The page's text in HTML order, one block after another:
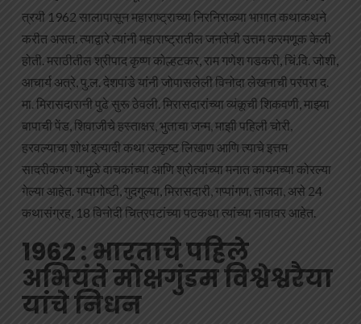
त्रयी 1962 सालापासून महाराष्ट्राच्या निरनिराळ्या भागात कथाकथने
करीत असत. त्याद्वारे त्यांनी महाराष्ट्रातील जनतेची उत्तम करमणूक केली
होती. मराठीतील श्रीपाद कृष्ण कोल्हटकर, राम गणेश गडकरी, चिं.वि. जोशी,
आचार्य अत्रे, पु.ल. देशपांडे यांनी जोपासलेली विनोदा लेखनाची परंपरा द.
मा. मिरासदारानी पुढे सुरू ठेवली. मिरासदारांच्या व्यंकूची शिकवणी, माझ्या
बापाची पेंड, शिवाजीचे हस्ताक्षर, भुताचा जन्म, माझी पहिली चोरी,
हरवल्याचा शोध इत्यादी कथा उत्कृष्ट लिखाण आणि त्याचे इत्तम
सादरीकरण यामुळे वाचकांच्या आणि श्रोत्यांच्या मनात कायमच्या कोरल्या
गेल्या आहेत. गप्पागोष्टी, गुदगुल्या, मिरासदारी, गप्पांगण, ताजवा, असे 24
कथासंग्रह, 18 विनोदी चित्रपटांच्या पटकथा त्यांच्या नावावर आहेत.
1962 : भारताचे पहिले
अभियंते मोक्षगुंडम विश्वेश्वरैया
यांचे निधन